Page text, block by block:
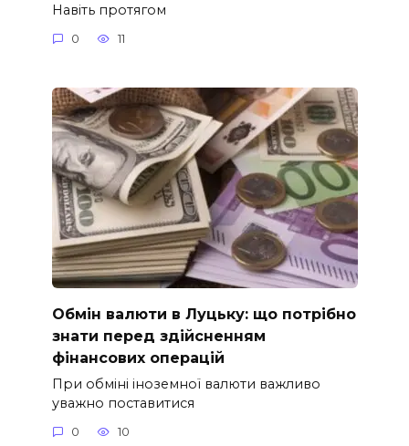
Навіть протягом
0 11
Обмін валюти в Луцьку: що потрібно
знати перед здійсненням
фінансових операцій
При обміні іноземної валюти важливо
уважно поставитися
0 10